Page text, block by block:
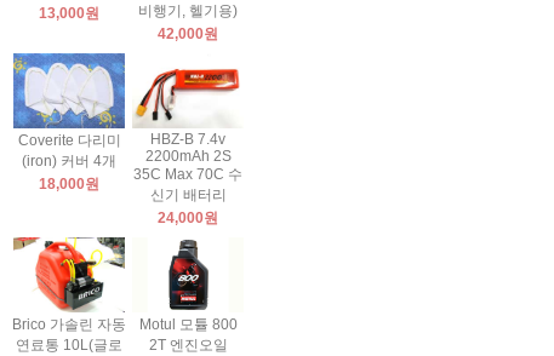
13,000원
비행기, 헬기용)
42,000원
Coverite 다리미
(iron) 커버 4개
18,000원
HBZ-B 7.4v
2200mAh 2S
35C Max 70C 수
신기 배터리
24,000원
Brico 가솔린 자동
연료통 10L(글로
Motul 모튤 800
2T 엔진오일